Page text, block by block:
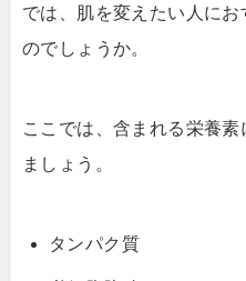
では、肌を変えたい人に
のでしょうか。
ここでは、含まれる栄養
ましょう。
タンパク質